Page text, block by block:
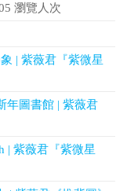
瀏覽人次
| 紫薇君『紫微星
年圖書館 | 紫薇君
| 紫薇君『紫微星